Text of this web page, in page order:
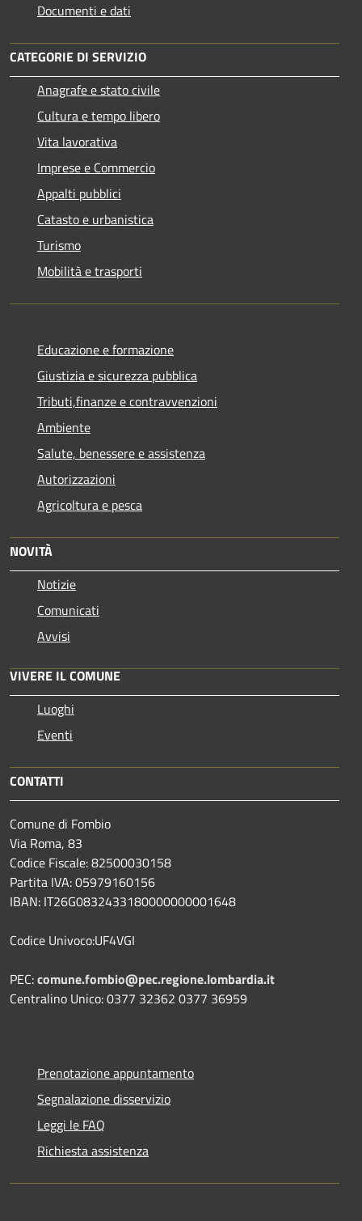
Documenti e dati
CATEGORIE DI SERVIZIO
Anagrafe e stato civile
Cultura e tempo libero
Vita lavorativa
Imprese e Commercio
Appalti pubblici
Catasto e urbanistica
Turismo
Mobilità e trasporti
Educazione e formazione
Giustizia e sicurezza pubblica
Tributi,finanze e contravvenzioni
Ambiente
Salute, benessere e assistenza
Autorizzazioni
Agricoltura e pesca
NOVITÀ
Notizie
Comunicati
Avvisi
VIVERE IL COMUNE
Luoghi
Eventi
CONTATTI
Comune di Fombio
Via Roma, 83
Codice Fiscale: 82500030158
Partita IVA: 05979160156
IBAN: IT26G0832433180000000001648
Codice Univoco:UF4VGI
PEC:comune.fombio@pec.regione.lombardia.it
Centralino Unico: 0377 32362 0377 36959
Prenotazione appuntamento
Segnalazione disservizio
Leggi le FAQ
Richiesta assistenza